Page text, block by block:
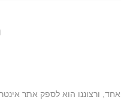
אחד, ורצוננו הוא לספק אתר